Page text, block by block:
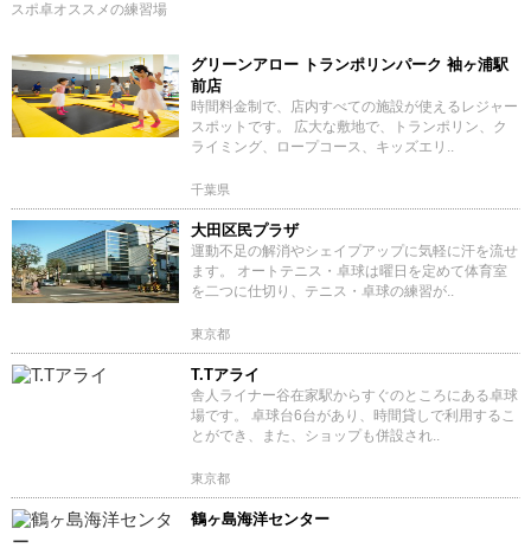
スポ卓オススメの練習場
グリーンアロー トランポリンパーク 袖ヶ浦駅
前店
時間料金制で、店内すべての施設が使えるレジャー
スポットです。 広大な敷地で、トランポリン、ク
ライミング、ロープコース、キッズエリ..
千葉県
大田区民プラザ
運動不足の解消やシェイプアップに気軽に汗を流せ
ます。 オートテニス・卓球は曜日を定めて体育室
を二つに仕切り、テニス・卓球の練習が..
東京都
T.Tアライ
舎人ライナー谷在家駅からすぐのところにある卓球
場です。 卓球台6台があり、時間貸しで利用するこ
とができ、また、ショップも併設され..
東京都
鶴ヶ島海洋センター